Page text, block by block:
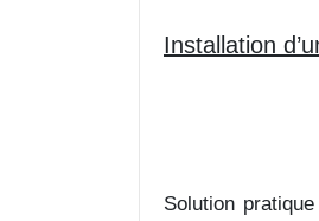
Installation
Solution